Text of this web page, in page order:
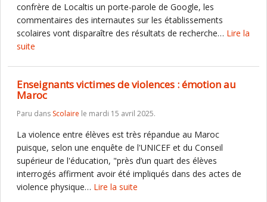
confrère de Localtis un porte-parole de Google, les
commentaires des internautes sur les établissements
scolaires vont disparaître des résultats de recherche… Lire la
suite
Enseignants victimes de violences : émotion au
Maroc
Paru dans Scolaire le mardi 15 avril 2025.
La violence entre élèves est très répandue au Maroc
puisque, selon une enquête de l'UNICEF et du Conseil
supérieur de l'éducation, "près d’un quart des élèves
interrogés affirment avoir été impliqués dans des actes de
violence physique… Lire la suite